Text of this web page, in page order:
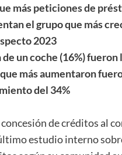
más peticiones de
el grupo que más
2023
un coche (16%)
más aumentaron
del 34%
de créditos al
estudio interno